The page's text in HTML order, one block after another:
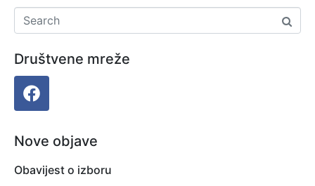
Društvene mreže
Nove objave
Obavijest o izboru